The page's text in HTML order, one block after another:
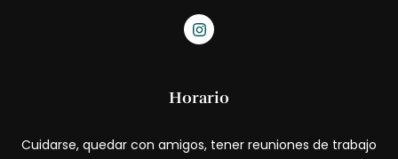
Horario
Cuidarse, quedar con amigos, tener reuniones de trabajo